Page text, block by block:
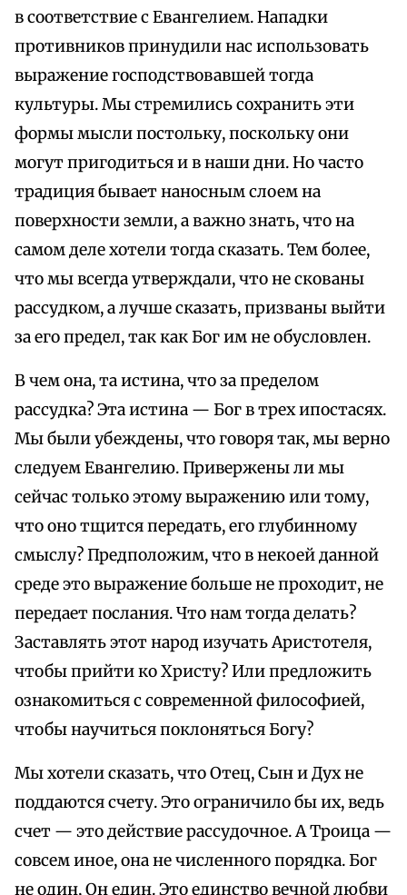
в соответствие с Евангелием. Нападки
противников принудили нас использовать
выражение господствовавшей тогда
культуры. Мы стремились сохранить эти
формы мысли постольку, поскольку они
могут пригодиться и в наши дни. Но часто
традиция бывает наносным слоем на
поверхности земли, а важно знать, что на
самом деле хотели тогда сказать. Тем более,
что мы всегда утверждали, что не скованы
рассудком, а лучше сказать, призваны выйти
за его предел, так как Бог им не обусловлен.
В чем она, та истина, что за пределом
рассудка? Эта истина — Бог в трех ипостасях.
Мы были убеждены, что говоря так, мы верно
следуем Евангелию. Привержены ли мы
сейчас только этому выражению или тому,
что оно тщится передать, его глубинному
смыслу? Предположим, что в некоей данной
среде это выражение больше не проходит, не
передает послания. Что нам тогда делать?
Заставлять этот народ изучать Аристотеля,
чтобы прийти ко Христу? Или предложить
ознакомиться с современной философией,
чтобы научиться поклоняться Богу?
Мы хотели сказать, что Отец, Сын и Дух не
поддаются счету. Это ограничило бы их, ведь
счет — это действие рассудочное. А Троица —
совсем иное, она не численного порядка. Бог
не один, Он един. Это единство вечной любви